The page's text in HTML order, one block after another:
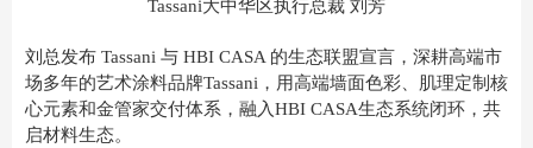
Tassani大中华区执行总裁 刘芳
刘总发布 Tassani 与 HBI CASA 的生态联盟宣言，深耕高端市
场多年的艺术涂料品牌Tassani，用高端墙面色彩、肌理定制核
心元素和金管家交付体系，融入HBI CASA生态系统闭环，共
启材料生态。